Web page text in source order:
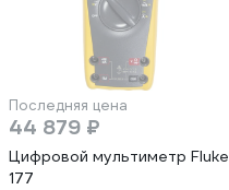
Последняя цена
44 879 ₽
Цифровой мультиметр Fluke
177